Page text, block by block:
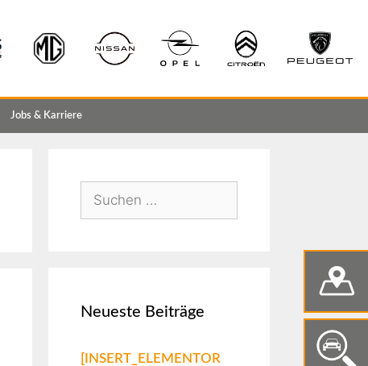
Jobs & Karriere
Neueste Beiträge
[INSERT_ELEMENTOR